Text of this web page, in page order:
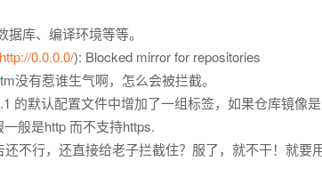
库、编译环境等等。
http://0.0.0.0/): Blocked mirror for repositories
没有惹谁生气啊，怎么会被拦截。
的默认配置文件中增加了一组标签，如果仓库镜像
般是http 而不支持https.
不行，还直接给老子拦截住？服了，就不干！就要